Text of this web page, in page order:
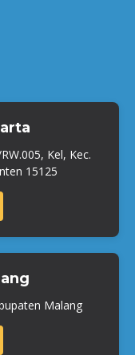
Kel, Kec.
15125
Malang